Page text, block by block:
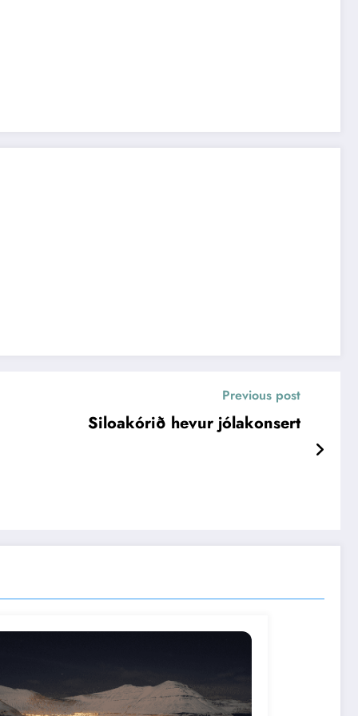
Previous post
Siloakórið hevur jólakonsert